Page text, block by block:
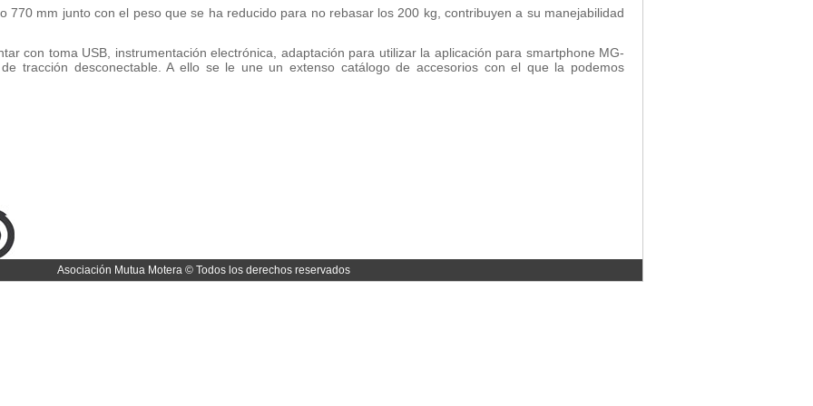
770 mm junto con el peso que se ha reducido para no rebasar los 200 kg, contribuyen a su manejabilidad
con toma USB, instrumentación electrónica, adaptación para utilizar la aplicación para smartphone MG-
tracción desconectable. A ello se le une un extenso catálogo de accesorios con el que la podemos
Asociación Mutua Motera © Todos los derechos reservados